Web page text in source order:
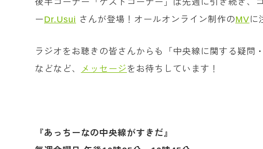
後半コーナー「ゲストコーナー」は先週に引き続き、
ーDr.Usui さんが登場！オールオンライン制作のMVに
ラジオをお聴きの皆さんからも「中央線に関する疑問
などなど、 メッセージ をお待ちしています！
『あっちーなの中央線がすきだ』